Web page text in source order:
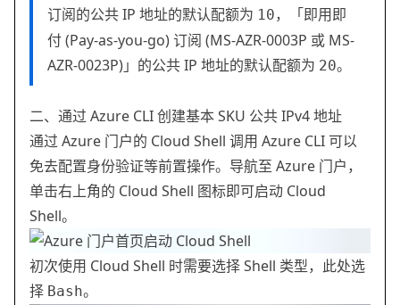
订阅的公共 IP 地址的默认配额为 10，「即用即
付 (Pay-as-you-go) 订阅 (MS-AZR-0003P 或 MS-
AZR-0023P)」的公共 IP 地址的默认配额为 20。
二、通过 Azure CLI 创建基本 SKU 公共 IPv4 地址
通过 Azure 门户的 Cloud Shell 调用 Azure CLI 可以
免去配置身份验证等前置操作。导航至 Azure 门户，
单击右上角的 Cloud Shell 图标即可启动 Cloud
Shell。
初次使用 Cloud Shell 时需要选择 Shell 类型，此处选
择 Bash。